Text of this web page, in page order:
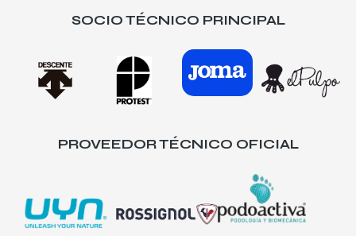
SOCIO TÉCNICO PRINCIPAL
PROVEEDOR TÉCNICO OFICIAL